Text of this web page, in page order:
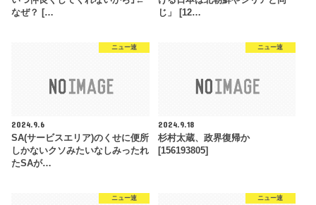
なぜ？ […
じ」 [12…
ニュー速
2024.9.6
SA(サービスエリア)のくせに便所
しかないクソみたいなしみったれ
たSAが…
ニュー速
2024.9.18
杉村太蔵、政界復帰か
[156193805]
ニュー速 ニュー速